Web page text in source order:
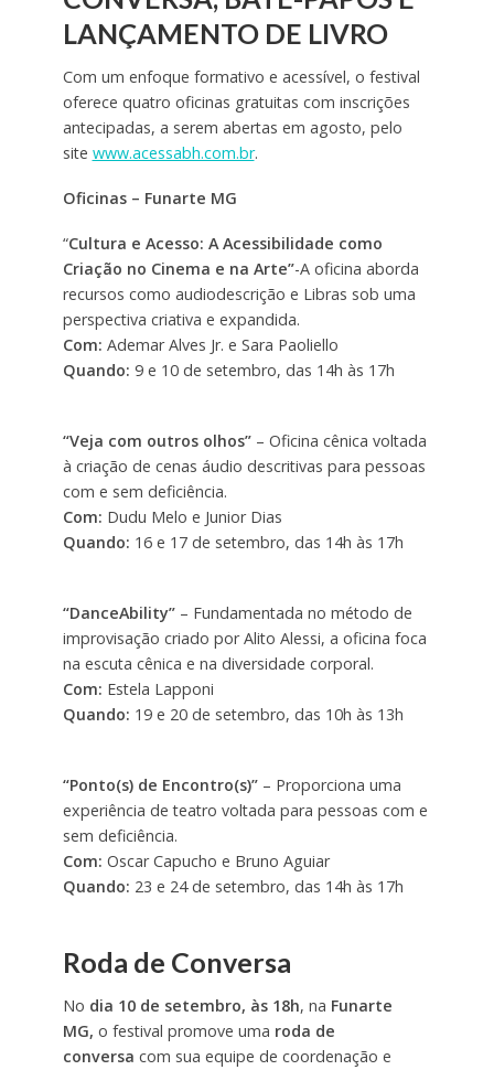
LANÇAMENTO DE LIVRO
Com um enfoque formativo e acessível, o festival
oferece quatro oficinas gratuitas com inscrições
antecipadas, a serem abertas em agosto, pelo
site www.acessabh.com.br.
Oficinas – Funarte MG
“Cultura e Acesso: A Acessibilidade como
Criação no Cinema e na Arte”-A oficina aborda
recursos como audiodescrição e Libras sob uma
perspectiva criativa e expandida.
Com: Ademar Alves Jr. e Sara Paoliello
Quando: 9 e 10 de setembro, das 14h às 17h
“Veja com outros olhos”– Oficina cênica voltada
à criação de cenas áudio descritivas para pessoas
com e sem deficiência.
Com: Dudu Melo e Junior Dias
Quando: 16 e 17 de setembro, das 14h às 17h
“DanceAbility” – Fundamentada no método de
improvisação criado por Alito Alessi, a oficina foca
na escuta cênica e na diversidade corporal.
Com: Estela Lapponi
Quando: 19 e 20 de setembro, das 10h às 13h
“Ponto(s) de Encontro(s)”– Proporciona uma
experiência de teatro voltada para pessoas com e
sem deficiência.
Com: Oscar Capucho e Bruno Aguiar
Quando: 23 e 24 de setembro, das 14h às 17h
Roda de Conversa
No dia 10 de setembro, às 18h, na Funarte
MG, o festival promove uma roda de
conversa com sua equipe de coordenação e